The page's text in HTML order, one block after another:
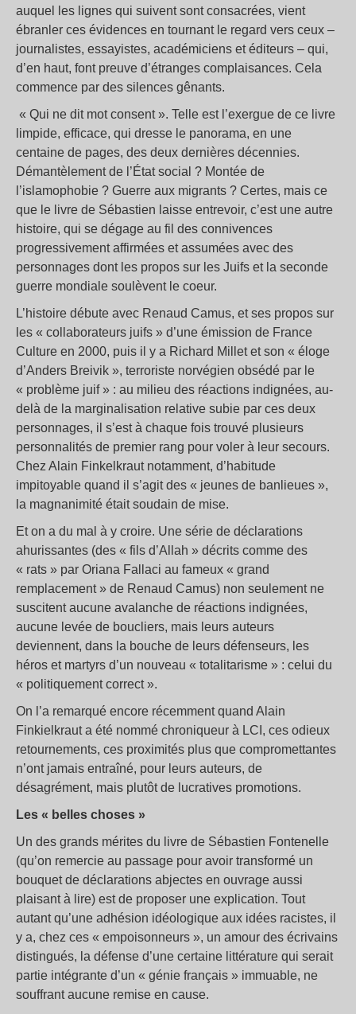
auquel les lignes qui suivent sont consacrées, vient
ébranler ces évidences en tournant le regard vers ceux –
journalistes, essayistes, académiciens et éditeurs – qui,
d’en haut, font preuve d’étranges complaisances. Cela
commence par des silences gênants.
« Qui ne dit mot consent ». Telle est l’exergue de ce livre
limpide, efficace, qui dresse le panorama, en une
centaine de pages, des deux dernières décennies.
Démantèlement de l’État social ? Montée de
l’islamophobie ? Guerre aux migrants ? Certes, mais ce
que le livre de Sébastien laisse entrevoir, c’est une autre
histoire, qui se dégage au fil des connivences
progressivement affirmées et assumées avec des
personnages dont les propos sur les Juifs et la seconde
guerre mondiale soulèvent le coeur.
L’histoire débute avec Renaud Camus, et ses propos sur
les « collaborateurs juifs » d’une émission de France
Culture en 2000, puis il y a Richard Millet et son « éloge
d’Anders Breivik », terroriste norvégien obsédé par le
« problème juif » : au milieu des réactions indignées, au-
delà de la marginalisation relative subie par ces deux
personnages, il s’est à chaque fois trouvé plusieurs
personnalités de premier rang pour voler à leur secours.
Chez Alain Finkelkraut notamment, d’habitude
impitoyable quand il s’agit des « jeunes de banlieues »,
la magnanimité était soudain de mise.
Et on a du mal à y croire. Une série de déclarations
ahurissantes (des « fils d’Allah » décrits comme des
« rats » par Oriana Fallaci au fameux « grand
remplacement » de Renaud Camus) non seulement ne
suscitent aucune avalanche de réactions indignées,
aucune levée de boucliers, mais leurs auteurs
deviennent, dans la bouche de leurs défenseurs, les
héros et martyrs d’un nouveau « totalitarisme » : celui du
« politiquement correct ».
On l’a remarqué encore récemment quand Alain
Finkielkraut a été nommé chroniqueur à LCI, ces odieux
retournements, ces proximités plus que compromettantes
n’ont jamais entraîné, pour leurs auteurs, de
désagrément, mais plutôt de lucratives promotions.
Les « belles choses »
Un des grands mérites du livre de Sébastien Fontenelle
(qu’on remercie au passage pour avoir transformé un
bouquet de déclarations abjectes en ouvrage aussi
plaisant à lire) est de proposer une explication. Tout
autant qu’une adhésion idéologique aux idées racistes, il
y a, chez ces « empoisonneurs », un amour des écrivains
distingués, la défense d’une certaine littérature qui serait
partie intégrante d’un « génie français » immuable, ne
souffrant aucune remise en cause.